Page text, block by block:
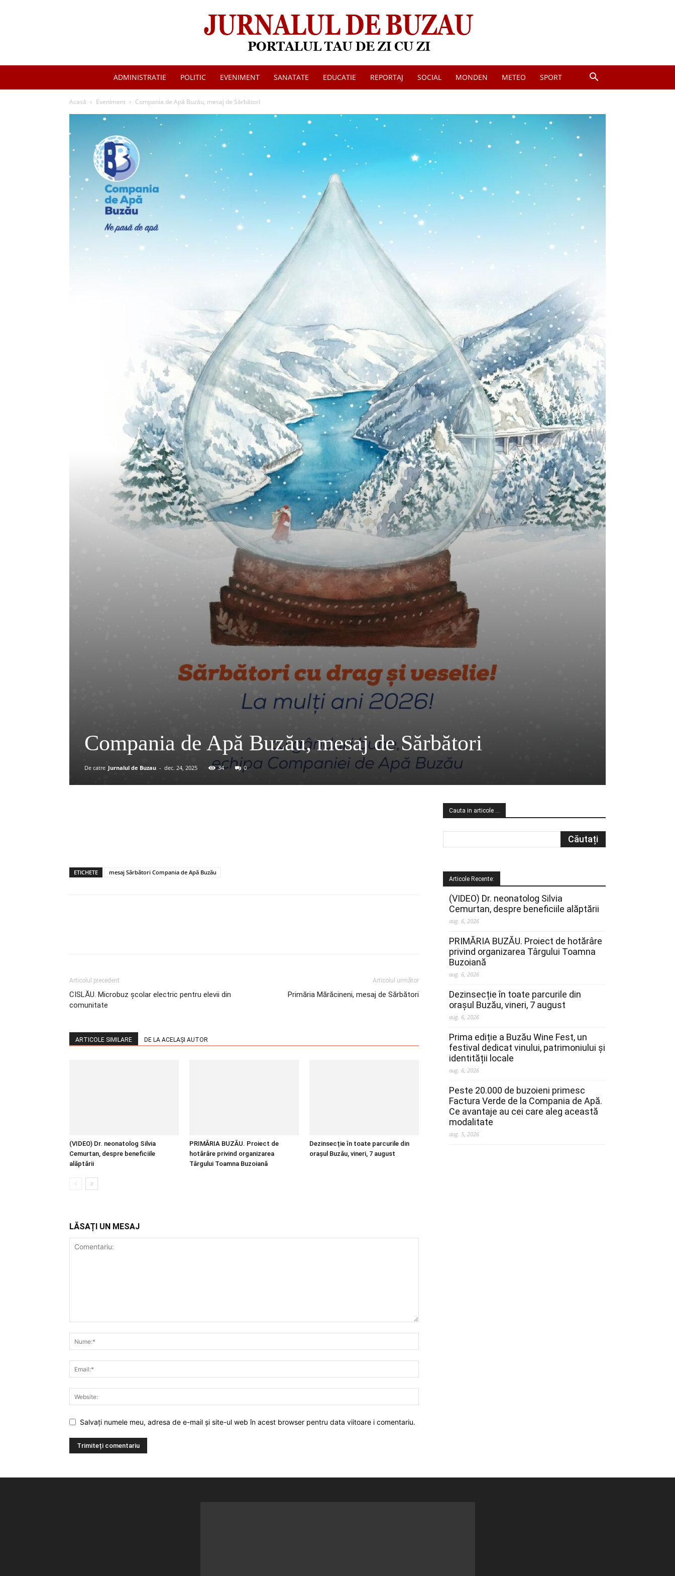
Jurnalul
ADMINISTRATIE POLITIC EVENIMENT SANATATE EDUCATIE REPORTAJ SOCIAL MONDEN METEO SPORT
Acasă Eveniment Compania de Apă Buzău, mesaj de Sărbători
Compania de Apă Buzău, mesaj de Sărbători
De catre Jurnalul de Buzau - dec. 24, 2025 34 0
ETICHETE mesaj Sărbători Compania de Apă Buzău
Articolul precedent
CISLĂU. Microbuz școlar electric pentru elevii din
comunitate
Articolul următor
Primăria Mărăcineni, mesaj de Sărbători
ARTICOLE SIMILARE DE LA ACELAȘI AUTOR
(VIDEO) Dr. neonatolog Silvia
Cemurtan, despre beneficiile
alăptării
PRIMĂRIA BUZĂU. Proiect de
hotărâre privind organizarea
Târgului Toamna Buzoiană
Dezinsecție în toate parcurile din
orașul Buzău, vineri, 7 august
LĂSAȚI UN MESAJ
Salvați numele meu, adresa de e-mail și site-ul web în acest browser pentru data viitoare i comentariu.
Cauta in articole …
Articole Recente:
(VIDEO) Dr. neonatolog Silvia
Cemurtan, despre beneficiile alăptării
aug. 6, 2026
PRIMĂRIA BUZĂU. Proiect de hotărâre
privind organizarea Târgului Toamna
Buzoiană
aug. 6, 2026
Dezinsecție în toate parcurile din
orașul Buzău, vineri, 7 august
aug. 6, 2026
Prima ediție a Buzău Wine Fest, un
festival dedicat vinului, patrimoniului și
identității locale
aug. 6, 2026
Peste 20.000 de buzoieni primesc
Factura Verde de la Compania de Apă.
Ce avantaje au cei care aleg această
modalitate
aug. 5, 2026